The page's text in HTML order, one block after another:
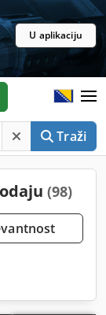
U aplikaciju
Traži
(98)